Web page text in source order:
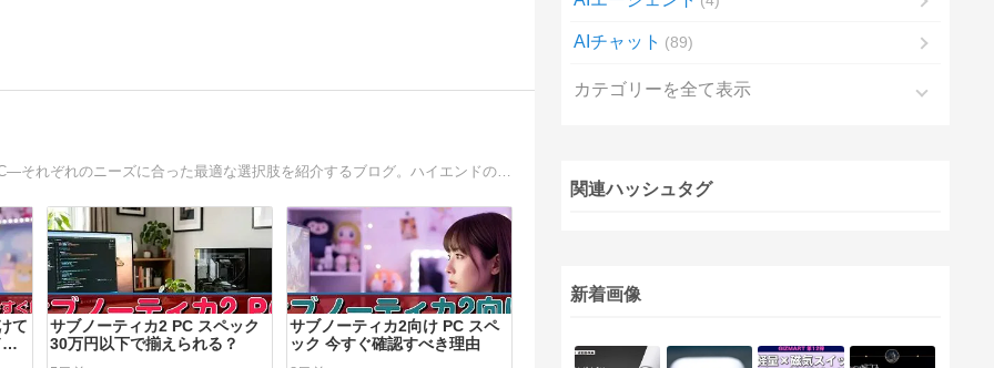
ゲーミングPC、BTOパソコン、そしてクリエイター向けPC―それぞれのニーズに合った最適な選択肢を紹介するブログ。ハイエンドの性能からコストパフォーマンスまで幅広い視点で解説し、読者の皆様が理想のPCを見つけるお手伝いをします。
て
サブノーティカ2 PC スペック
30万円以下で揃えられる？
サブノーティカ2向け PC スペ
ック 今すぐ確認すべき理由
AIチャット 89
カテゴリーを全て表示
関連ハッシュタグ
新着画像